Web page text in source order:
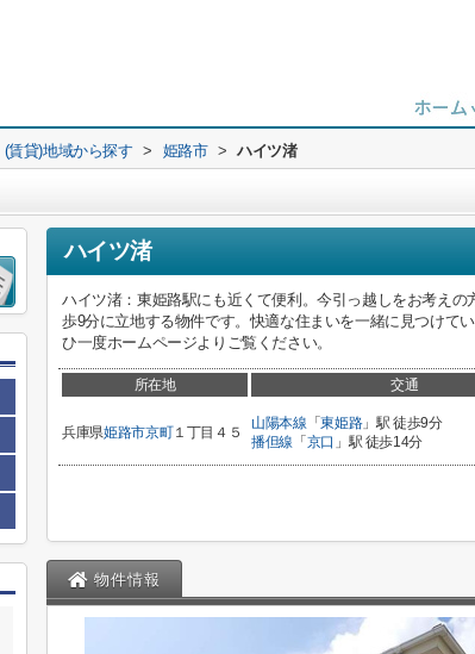
(賃貸)地域から探す > 姫路市 > ハイツ渚
ハイツ渚
ハイツ渚：東姫路駅にも近くて便利。今引っ越しをお考え
歩9分に立地する物件です。快適な住まいを一緒に見つけて
ひ一度ホームページよりご覧ください。
所在地 交通
兵庫県姫路市京町１丁目４５
山陽本線 「東姫路」駅 徒歩9分
播但線 「 京口 」駅 徒歩14分
物件情報